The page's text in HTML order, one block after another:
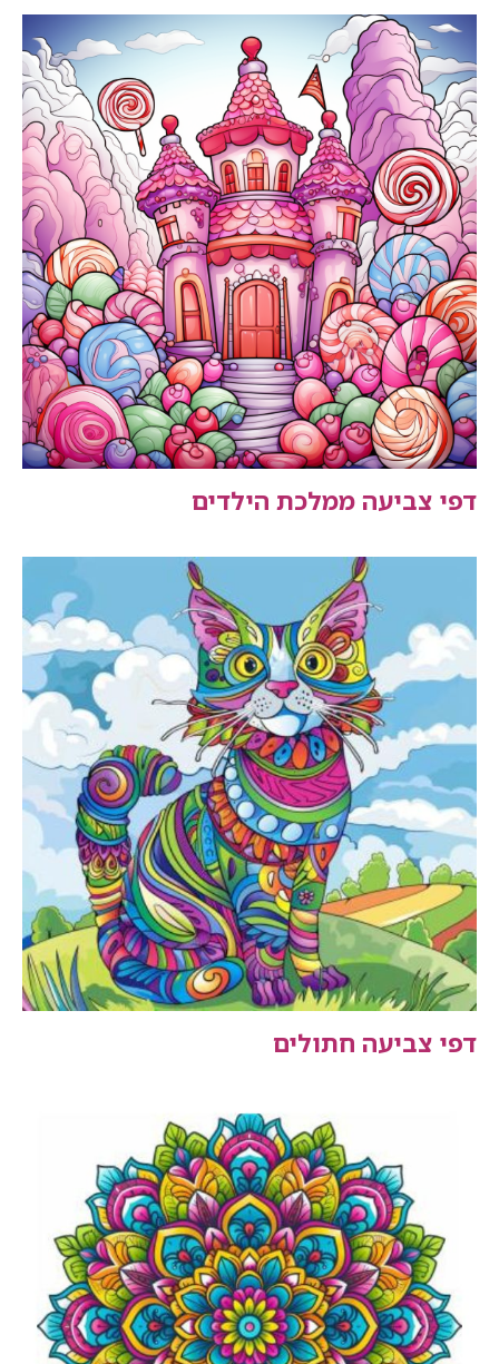
דפי צביעה ממלכת הילדים
דפי צביעה חתולים